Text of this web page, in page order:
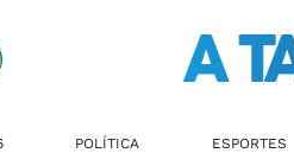
POLÍTICA ESPORTES